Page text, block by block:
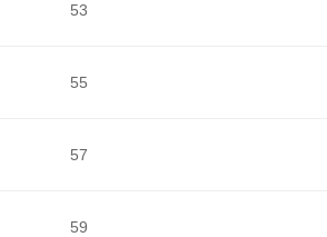
53
55
57
59